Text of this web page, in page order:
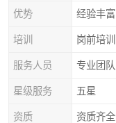
优势 经验丰富
培训 岗前培训
服务人员 专业团队
星级服务 五星
资质 资质齐全